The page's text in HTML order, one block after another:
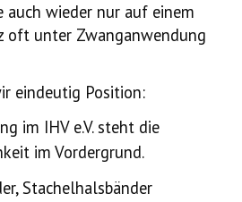
auch wieder nur auf einem
oft unter Zwanganwendung
eindeutig Position:
im IHV e.V. steht die
im Vordergrund.
Stachelhalsbänder